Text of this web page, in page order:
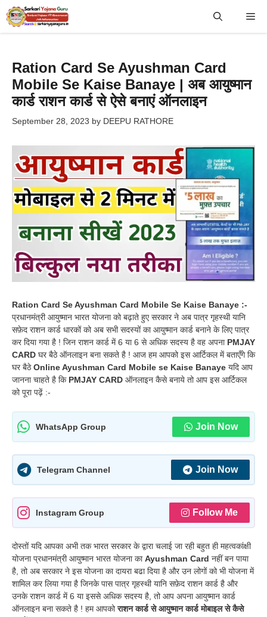
Skip
to
Ration Card Se Ayushman Card
Mobile Se Kaise Banaye | अब आयुष्मान
कार्ड राशन कार्ड से ऐसे बनाएं ऑनलाइन
September 28, 2023 by DEEPU RATHORE
Ration Card Se Ayushman Card Mobile Se Kaise Banaye :-
प्रधानमंत्री आयुष्मान भारत योजना को बढ़ाते हुए सरकार ने अब पात्र गृहस्थी यानि
सफ़ेद राशन कार्ड धारकों को अब सभी सदस्यों का आयुष्मान कार्ड बनाने के लिए पात्र
कर दिया गया है ! जिन राशन कार्ड में 6 या 6 से अधिक सदस्य है वह अपना PMJAY
CARD घर बैठे ऑनलाइन बना सकते है ! आज हम आपको इस आर्टिकल में बताएँगे कि
घर बैठेOnline Ayushman Card Mobile se Kaise Banaye यदि आप
जानना चाहते है कि PMJAY CARD ऑनलाइन कैसे बनाये तो आप इस आर्टिकल
को पूरा पढ़ें :-
WhatsApp Group Join Now
Telegram Channel Join Now
Instagram Group Follow Me
दोस्तों यदि आपका अभी तक भारत सरकार के द्वारा चलाई जा रही बहुत ही महत्वकांक्षी
योजना प्रधानमंत्री आयुष्मान भारत योजना काAyushman Card नहीं बन पाया
है, तो अब सरकार ने इस योजना का दायरा बढा दिया है और उन लोगों को भी योजना में
शामिल कर लिया गया है जिनके पास पात्र गृहस्थी यानि सफ़ेद राशन कार्ड है और
उनके राशन कार्ड में 6 या इससे अधिक सदस्य है, तो आप अपना आयुष्मान कार्ड
ऑनलाइन बना सकते है ! हम आपकोराशन कार्ड से आयुष्मान कार्ड मोबाइल से कैसे